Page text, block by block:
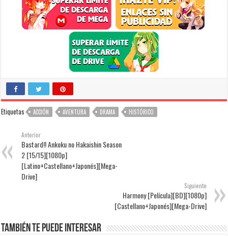
Etiquetas ACCIÓN AVENTURA DRAMA HISTÓRICO
Anterior
Bastard!! Ankoku no Hakaishin Season
2 [15/15][1080p]
[Latino+Castellano+Japonés][Mega-
Drive]
Siguiente
Harmony [Película][BD][1080p]
[Castellano+Japonés][Mega-Drive]
También te puede interesar